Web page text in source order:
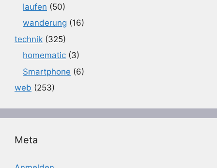
laufen (50)
wanderung (16)
technik (325)
homematic (3)
Smartphone (6)
web (253)
Meta